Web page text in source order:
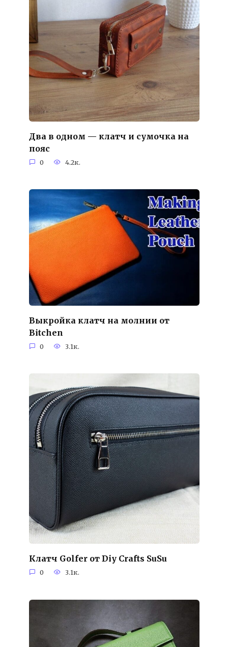
Два в одном — клатч и сумочка на
пояс
0 4.2к.
Выкройка клатч на молнии от
Bitchen
0 3.1к.
Клатч Golfer от Diy Crafts SuSu
0 3.1к.